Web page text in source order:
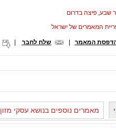
שבע, פיצה בדרום
המאמר שלח לחבר
מאמרים נוספים בנושא עסקי מזון